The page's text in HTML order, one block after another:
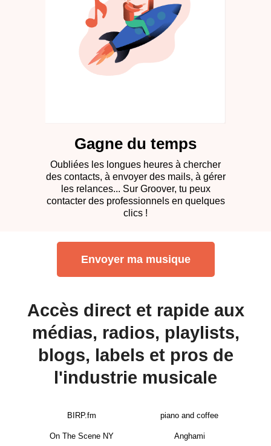
Gagne du temps​
Oubliées les longues heures à chercher
des contacts, à envoyer des mails, à gérer
les relances... Sur Groover, tu peux
contacter des professionnels en quelques
clics !
Envoyer ma musique
Accès direct et rapide aux
médias, radios, playlists,
blogs, labels et pros de
l'industrie musicale
BIRP.fm piano and coffee
On The Scene NY Anghami